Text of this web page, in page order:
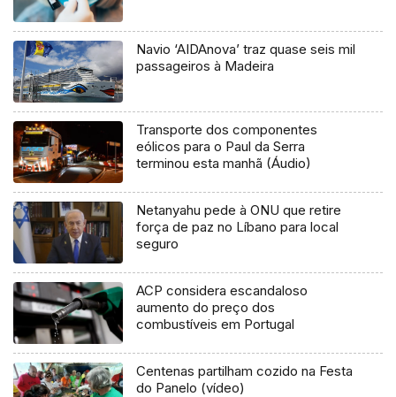
Navio ‘AIDAnova’ traz quase seis mil
passageiros à Madeira
Transporte dos componentes
eólicos para o Paul da Serra
terminou esta manhã (Áudio)
Netanyahu pede à ONU que retire
força de paz no Líbano para local
seguro
ACP considera escandaloso
aumento do preço dos
combustíveis em Portugal
Centenas partilham cozido na Festa
do Panelo (vídeo)